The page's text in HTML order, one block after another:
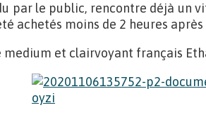
par le public, rencontre déjà un
achetés moins de 2 heures
et clairvoyant français